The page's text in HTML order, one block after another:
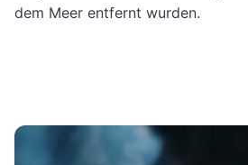
dem Meer entfernt wurden.